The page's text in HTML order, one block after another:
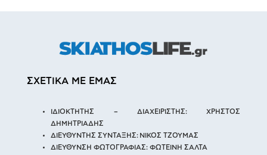
ΣΧΕΤΙΚΑ ΜΕ ΕΜΑΣ
ΙΔΙΟΚΤΗΤΗΣ – ΔΙΑΧΕΙΡΙΣΤΗΣ: ΧΡΗΣΤΟΣ
ΔΗΜΗΤΡΙΑΔΗΣ
ΔΙΕΥΘΥΝΤΗΣ ΣΥΝΤΑΞΗΣ: ΝΙΚΟΣ ΤΖΟΥΜΑΣ
ΔΙΕΥΘΥΝΣΗ ΦΩΤΟΓΡΑΦΙΑΣ: ΦΩΤΕΙΝΗ ΣΑΛΤΑ